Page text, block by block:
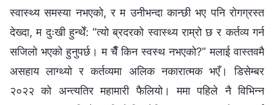
स्वास्थ्य समस्या नभएको, र म उनीभन्दा कान्छी भए पनि रोगग्रस्त
देख्दा, म दुःखी हुन्थेँ: “त्यो ब्रदरको स्वास्थ्य राम्रो छ र कर्तव्य गर्न
सजिलो भएको हुनुपर्छ। म चैँ किन स्वस्थ नभएको?” मलाई वास्तवमै
असहाय लाग्थ्यो र कर्तव्यमा अलिक नकारात्मक भएँ। डिसेम्बर
२०२२ को अन्त्यतिर महामारी फैलियो। ममा पहिले नै विभिन्न